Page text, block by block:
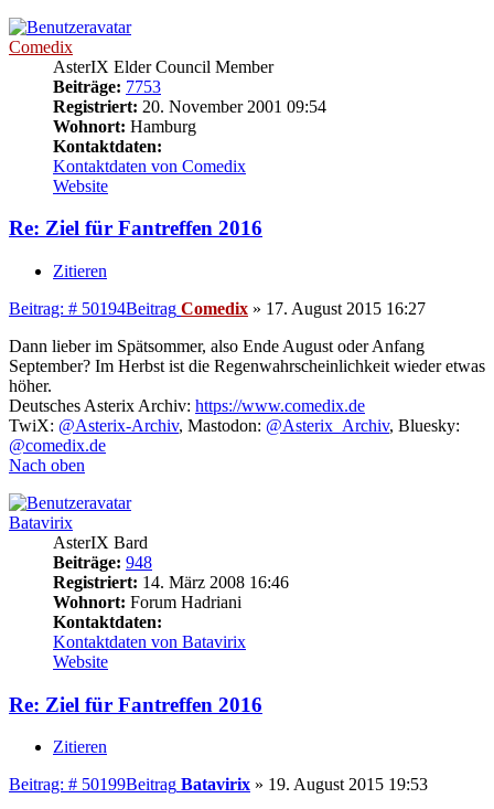
Comedix
AsterIX Elder Council Member
Beiträge: 7753
Registriert: 20. November 2001 09:54
Wohnort: Hamburg
Kontaktdaten:
Kontaktdaten von Comedix
Website
Re: Ziel für Fantreffen 2016
Zitieren
Beitrag: # 50194Beitrag Comedix » 17. August 2015 16:27
Dann lieber im Spätsommer, also Ende August oder Anfang
September? Im Herbst ist die Regenwahrscheinlichkeit wieder etwas
höher.
Deutsches Asterix Archiv: https://www.comedix.de
TwiX: @Asterix-Archiv, Mastodon: @Asterix_Archiv, Bluesky:
@comedix.de
Nach oben
Batavirix
AsterIX Bard
Beiträge: 948
Registriert: 14. März 2008 16:46
Wohnort: Forum Hadriani
Kontaktdaten:
Kontaktdaten von Batavirix
Website
Re: Ziel für Fantreffen 2016
Zitieren
Beitrag: # 50199Beitrag Batavirix » 19. August 2015 19:53